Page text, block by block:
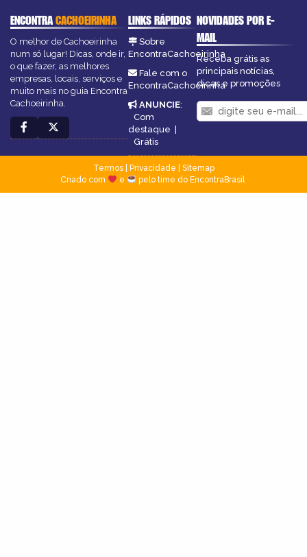
ENCONTRACACHOEIRINHA
O melhor de Cachoeirinha
num só lugar! Dicas, onde ir,
o que fazer, as melhores
empresas, locais, serviços e
muito mais no guia Encontra
Cachoeirinha.
LINKS RÁPIDOS
Sobre
EncontraCachoeirinha
Fale com o
EncontraCachoeirinha
ANUNCIE:
Com
destaque
Grátis
NOVIDADES POR E-
MAIL
Receba grátis as
principais notícias,
dicas e promoções
Termos| Privacidade
Sitemap
Criado com
e pelo time do EncontraBrasil